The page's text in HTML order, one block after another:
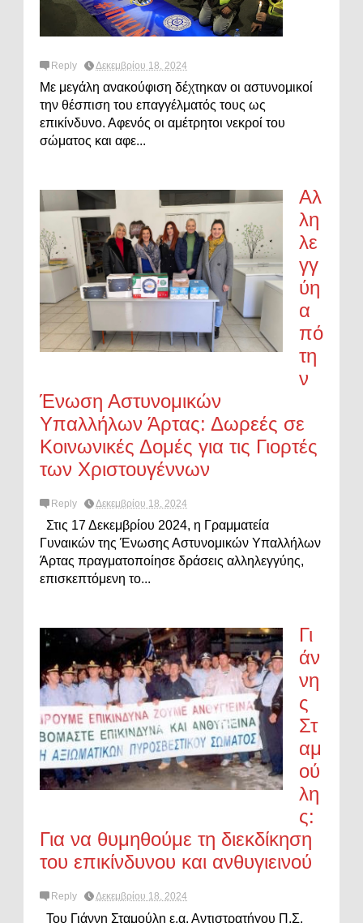
Reply Δεκεμβρίου 18, 2024
Με μεγάλη ανακούφιση δέχτηκαν οι αστυνομικοί
την θέσπιση του επαγγέλματός τους ως
επικίνδυνο. Αφενός οι αμέτρητοι νεκροί του
σώματος και αφε...
Αλ
λη
λε
γγ
ύη
α
πό
τη
ν
Ένωση Αστυνομικών
Υπαλλήλων Άρτας: Δωρεές σε
Κοινωνικές Δομές για τις Γιορτές
των Χριστουγέννων
Reply Δεκεμβρίου 18, 2024
Στις 17 Δεκεμβρίου 2024, η Γραμματεία
Γυναικών της Ένωσης Αστυνομικών Υπαλλήλων
Άρτας πραγματοποίησε δράσεις αλληλεγγύης,
επισκεπτόμενη το...
Γι
άν
νη
ς
Στ
αμ
ού
λη
ς:
Για να θυμηθούμε τη διεκδίκηση
του επικίνδυνου και ανθυγιεινού
Reply Δεκεμβρίου 18, 2024
Του Γιάννη Σταμούλη ε.α. Αντιστρατήγου Π.Σ.